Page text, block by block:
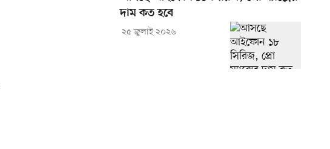
দাম কত হবে
২৫ জুলাই ২০২৬